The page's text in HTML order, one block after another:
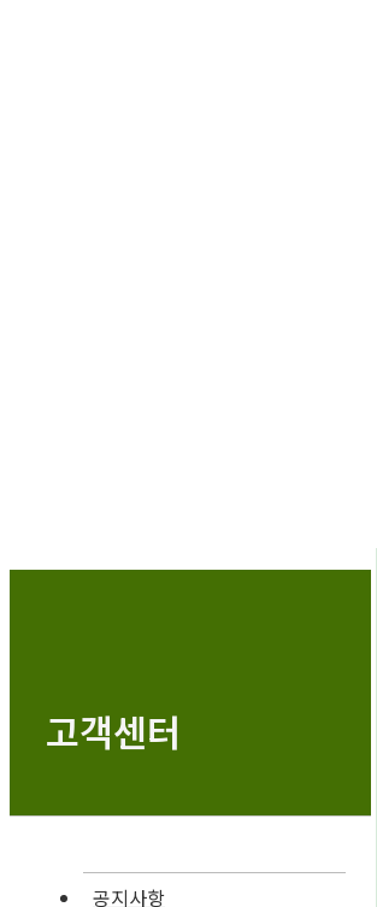
고객센터
공지사항